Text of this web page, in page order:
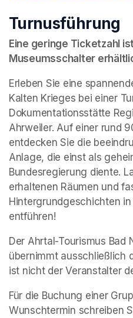
Turnusführung
Eine geringe Ticketzahl
Museumsschalter
Erleben Sie eine
Kalten Krieges bei einer
Dokumentationsstätte
Ahrweiler. Auf einer rund
entdecken Sie die
Anlage, die einst als
Bundesregierung diente.
erhaltenen Räumen und
Hintergrundgeschichten
entführen!
Der Ahrtal-Tourismus Bad
übernimmt ausschließlich
ist nicht der Veranstalter
Für die Buchung einer
Wunschtermin schreiben